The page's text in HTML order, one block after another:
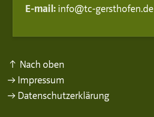
E-mail: info@tc-gersthofen.de
↑ Nach oben
→ Impressum
→ Datenschutzerklärung